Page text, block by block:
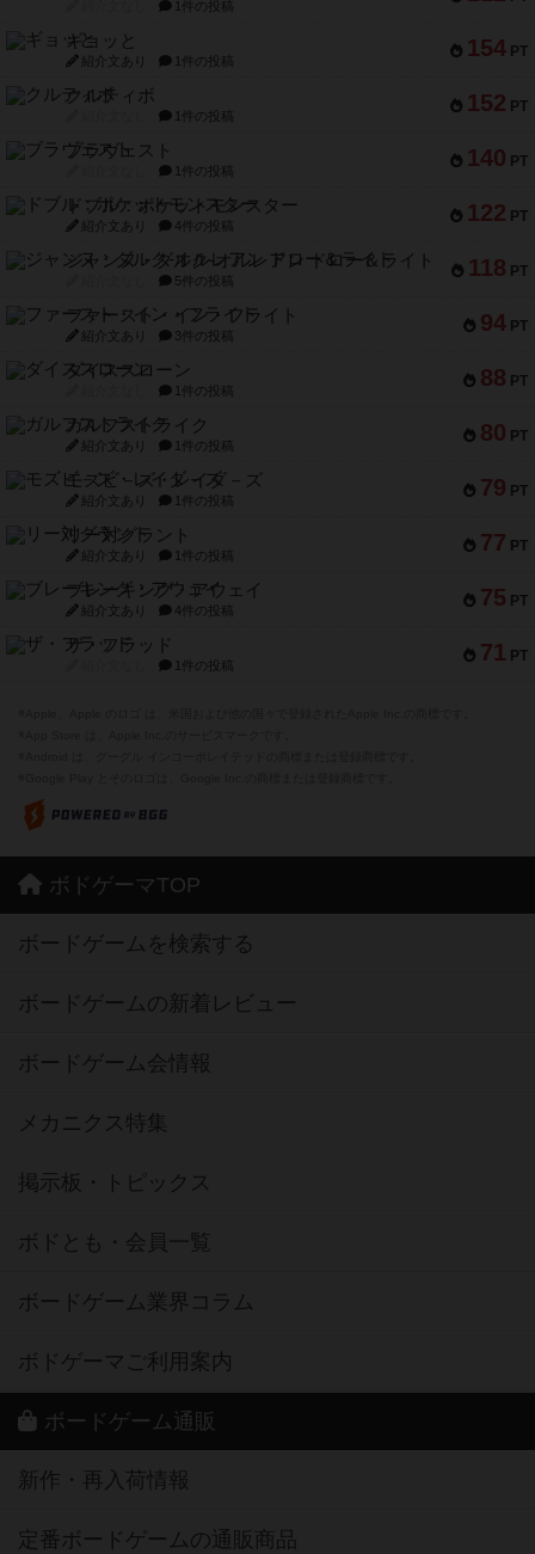
1件の投稿
154 PT
ギョッと
紹介文あり 1件の投稿
152 PT
クルティボ
1件の投稿
140 PT
ブラヴェスト
1件の投稿
122 PT
ドブル：ポケットモンスター
紹介文あり 4件の投稿
118 PT
ジャンヌ・ダルク-オルレアン ドロー＆ライト
5件の投稿
94 PT
ファースト・イン・フライト
紹介文あり 3件の投稿
88 PT
ダイススローン
1件の投稿
80 PT
ガルフストライク
紹介文あり 1件の投稿
79 PT
モズビ－ズ・レイダ－ズ
紹介文あり 1件の投稿
77 PT
リー対グラント
紹介文あり 1件の投稿
75 PT
ブレーキング・アウェイ
紹介文あり 4件の投稿
71 PT
ザ・フラッド
1件の投稿
ボドゲーマTOP
ボードゲームを検索する
ボードゲームの新着レビュー
ボードゲーム会情報
メカニクス特集
掲示板・トピックス
ボドとも・会員一覧
ボードゲーム業界コラム
ボドゲーマご利用案内
ボードゲーム通販
新作・再入荷情報
定番ボードゲームの通販商品